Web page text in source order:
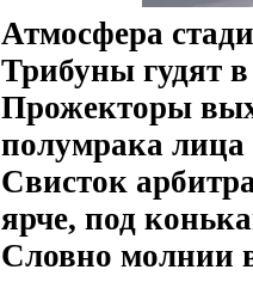
Атмосфера
Трибуны гудят
Прожекторы
полумрака лица
Свисток
ярче, под
Словно молнии